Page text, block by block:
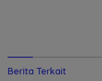
Berita Terkait